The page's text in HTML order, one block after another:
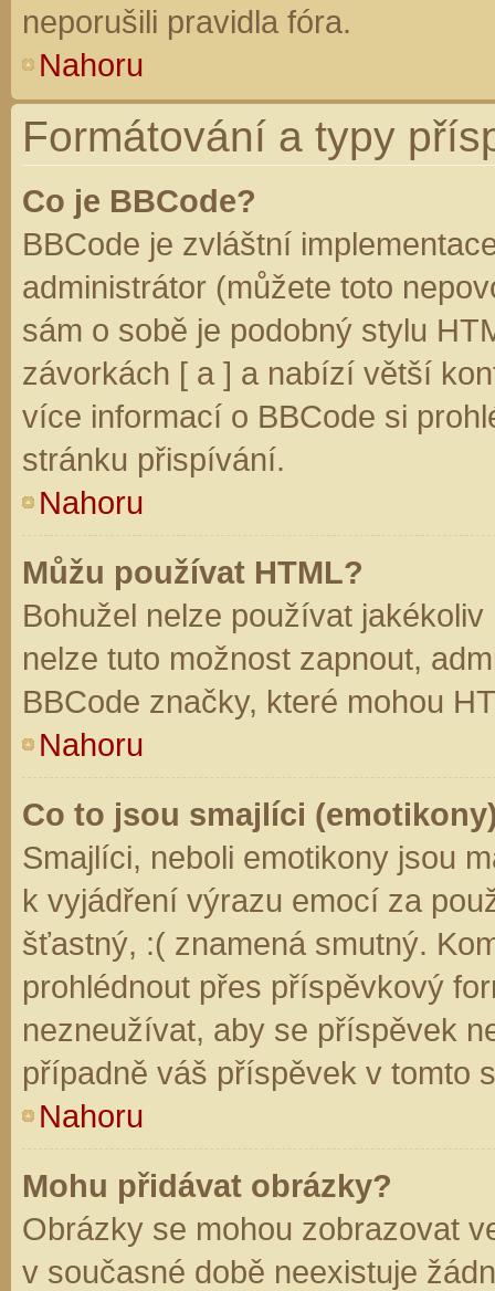
neporušili pravidla fóra.
Nahoru
Formátování a typy
Co je BBCode?
BBCode je zvláštní
administrátor (můžete toto
sám o sobě je podobný stylu
závorkách [ a ] a nabízí větší
více informací o BBCode si
stránku přispívání.
Nahoru
Můžu používat HTML?
Bohužel nelze používat
nelze tuto možnost zapnout,
BBCode značky, které mohou
Nahoru
Co to jsou smajlíci
Smajlíci, neboli emotikony jsou
k vyjádření výrazu emocí za
šťastný, :( znamená smutný.
prohlédnout přes příspěvkový
nezneužívat, aby se příspěvek
případně váš příspěvek v tomto
Nahoru
Mohu přidávat obrázky?
Obrázky se mohou zobrazovat
v současné době neexistuje